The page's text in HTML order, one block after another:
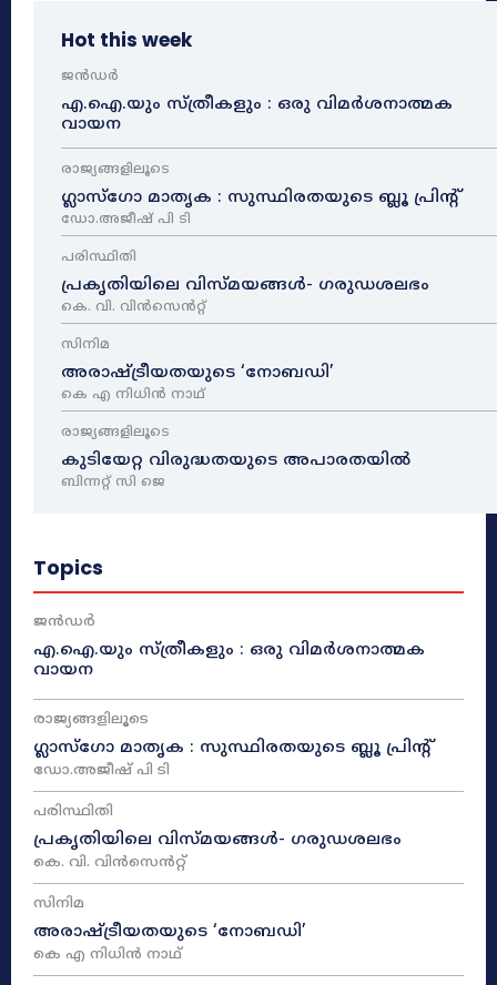
Hot this week
ജൻഡർ
എ.ഐ.യും സ്ത്രീകളും : ഒരു വിമർശനാത്മക
വായന
രാജ്യങ്ങളിലൂടെ
ഗ്ലാസ്ഗോ മാതൃക : സുസ്ഥിരതയുടെ ബ്ലൂ പ്രിന്റ്
ഡോ.അജീഷ് പി ടി
പരിസ്ഥിതി
പ്രകൃതിയിലെ വിസ്മയങ്ങൾ- ഗരുഡശലഭം
കെ. വി. വിൻസെൻറ്റ്
സിനിമ
അരാഷ്‌ട്രീയതയുടെ ‘നോബഡി’
കെ എ നിധിൻ നാഥ്‌
രാജ്യങ്ങളിലൂടെ
കുടിയേറ്റ വിരുദ്ധതയുടെ അപാരതയിൽ
ബിന്നറ്റ് സി ജെ
Topics
ജൻഡർ
എ.ഐ.യും സ്ത്രീകളും : ഒരു വിമർശനാത്മക
വായന
രാജ്യങ്ങളിലൂടെ
ഗ്ലാസ്ഗോ മാതൃക : സുസ്ഥിരതയുടെ ബ്ലൂ പ്രിന്റ്
ഡോ.അജീഷ് പി ടി
പരിസ്ഥിതി
പ്രകൃതിയിലെ വിസ്മയങ്ങൾ- ഗരുഡശലഭം
കെ. വി. വിൻസെൻറ്റ്
സിനിമ
അരാഷ്‌ട്രീയതയുടെ ‘നോബഡി’
കെ എ നിധിൻ നാഥ്‌